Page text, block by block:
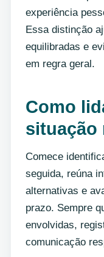
experiência
Essa distinção
equilibradas e
em regra geral.
Como
situação
Comece
seguida, reúna
alternativas e
prazo. Sempre
envolvidas,
comunicação